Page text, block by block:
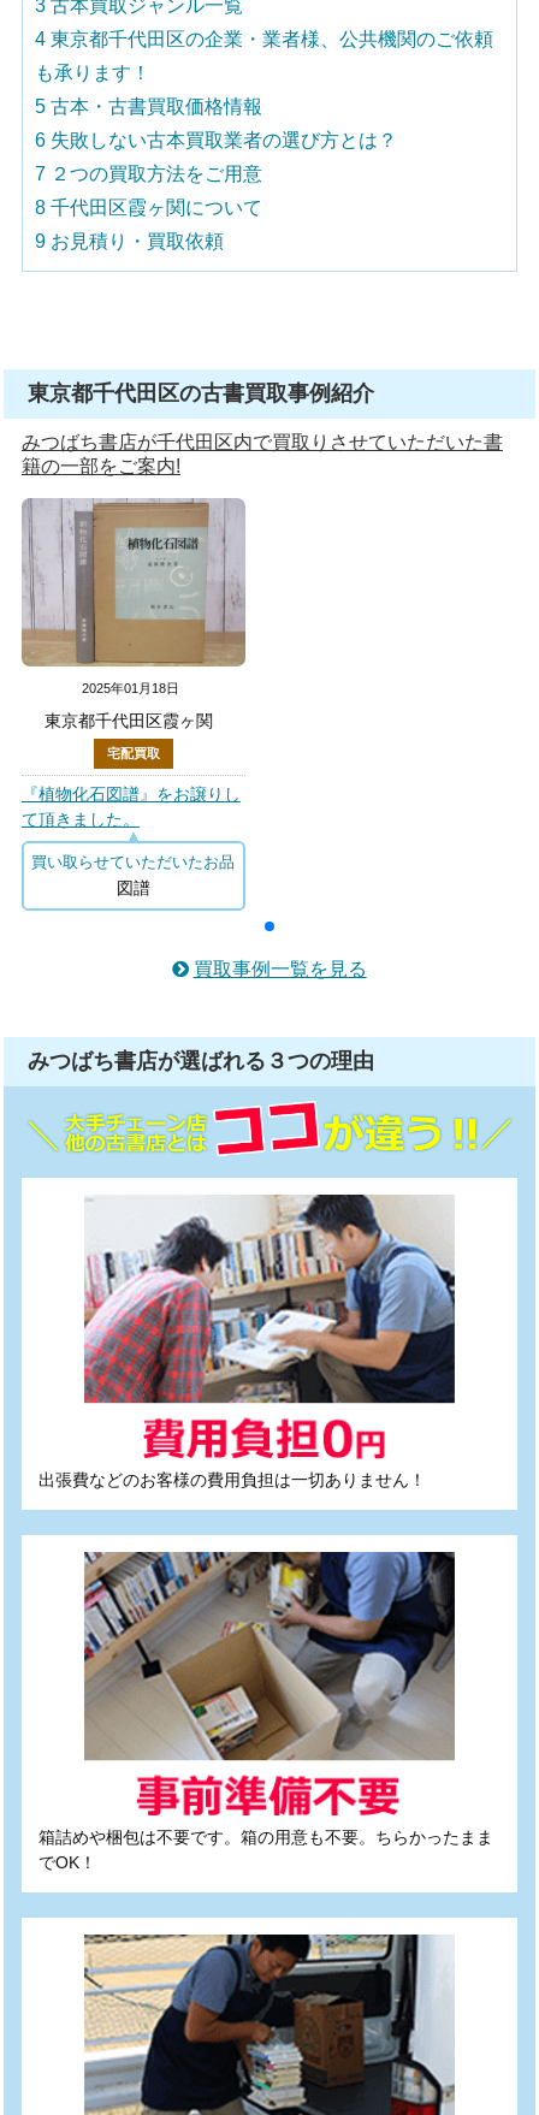
3 古本買取ジャンル一覧
4 東京都千代田区の企業・業者様、公共機関のご依頼
も承ります！
5 古本・古書買取価格情報
6 失敗しない古本買取業者の選び方とは？
7 ２つの買取方法をご用意
8 千代田区霞ヶ関について
9 お見積り・買取依頼
東京都千代田区の古書買取事例紹介
みつばち書店が千代田区内で買取りさせていただいた書
籍の一部をご案内!
2025年01月18日
東京都千代田区霞ヶ関
宅配買取
『植物化石図譜』をお譲りし
て頂きました。
買い取らせていただいたお品
図譜
買取事例一覧を見る
みつばち書店が選ばれる ３つの理由
出張費などのお客様の費用負担は一切ありません！
箱詰めや梱包は不要です。箱の用意も不要。ちらかったまま
でOK！